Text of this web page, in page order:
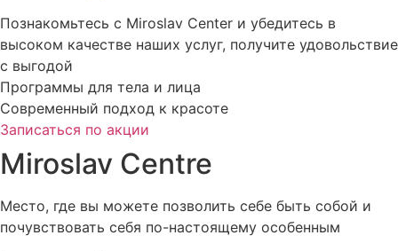
Познакомьтесь с Miroslav Сenter и убедитесь в
высоком качестве наших услуг, получите удовольствие
с выгодой
Программы для тела и лица
Современный подход к красоте
Записаться по акции
Miroslav Centre
Место, где вы можете позволить себе быть собой и
почувствовать себя по-настоящему особенным